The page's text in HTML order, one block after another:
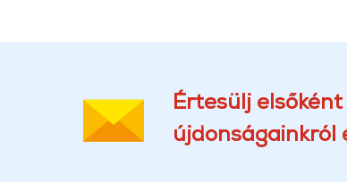
Értesülj elsőként
újdonságainkról